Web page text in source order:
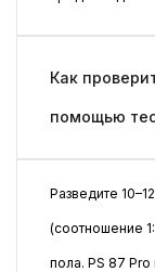
Как
помощью
Разведите
(соотношение
пола. PS 87